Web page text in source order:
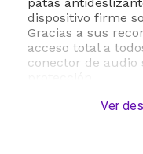
dispositivo firme
Gracias a sus
acceso total a
conector de audio
Este kit de Ver